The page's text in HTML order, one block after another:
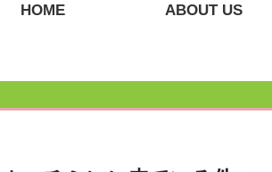
HOME ABOUT US